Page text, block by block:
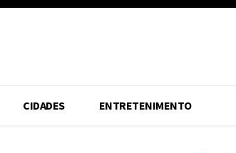
CIDADES ENTRETENIMENTO